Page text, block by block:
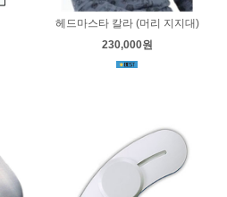
헤드마스타 칼라 (머리 지지대)
230,000원